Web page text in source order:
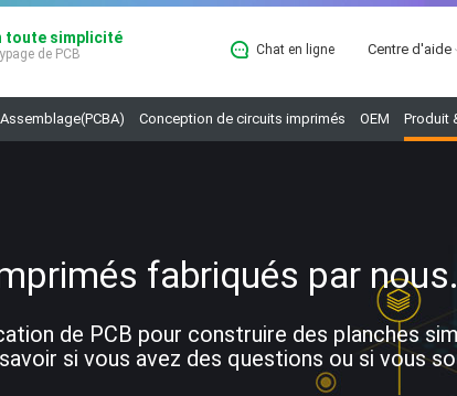
toute simplicité
de PCB
Chat en ligne Centre d'aide
Assemblage(PCBA) Conception de circuits imprimés OEM Produit
fabriqués par nous.
de PCB pour construire des planches
si vous avez des questions ou si vous